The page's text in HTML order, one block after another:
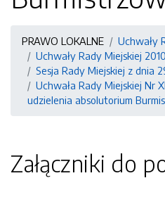
PRAWO LOKALNE
Uchwały
Uchwały Rady Miejskiej 2010
Sesja Rady Miejskiej z dnia
Uchwała Rady Miejskiej Nr
udzielenia absolutorium
Załączniki do